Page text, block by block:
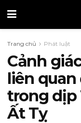
Trang chủ Phát luật
Cảnh
liên
trong dịp
Ất Tỵ